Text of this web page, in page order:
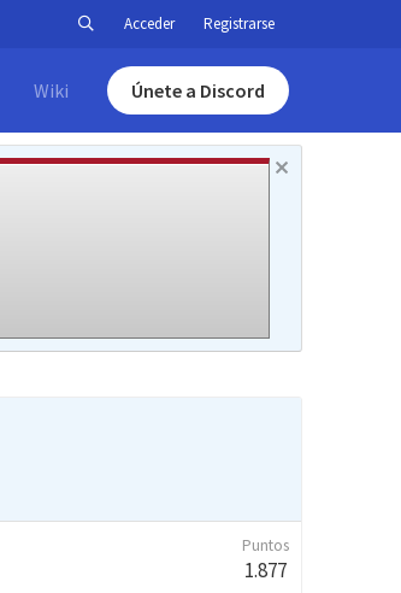
Acceder Registrarse
Wiki Únete a Discord
Puntos
1.877